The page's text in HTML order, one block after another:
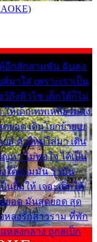
อีกสักสามพัน ฉันคง
มาใส่ เพราะเราเป็น
ว์ถึงหิวโซ เด็กใต้ก็ไม่
ห้เด็กเทพเหลียวมอง
ยอด เดินโยกย้ายเย
ส์ ตัวใหม่ใส่มา เดิน
หา ไม่พอใจ ได้เป็น
ใต้ถามมัน ว่ามัน
ยิ้มให้ เจอะเด็กใต้
ยอด มันสุดยอด สุด
หลงรักสาวราม ที่พัก
หลงกลาง ถูกสเป็ก